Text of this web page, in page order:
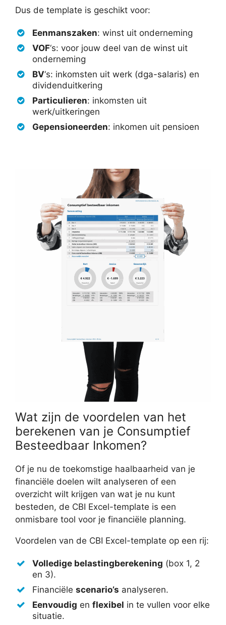
Dus de template is geschikt voor:
Eenmanszaken: winst uit onderneming
VOF‘s: voor jouw deel van de winst uit
onderneming
BV‘s: inkomsten uit werk (dga-salaris) en
dividenduitkering
Particulieren: inkomsten uit
werk/uitkeringen
Gepensioneerden: inkomen uit pensioen
Wat zijn de voordelen van het
berekenen van je Consumptief
Besteedbaar Inkomen?
Of je nu de toekomstige haalbaarheid van je
financiële doelen wilt analyseren of een
overzicht wilt krijgen van wat je nu kunt
besteden, de CBI Excel-template is een
onmisbare tool voor je financiële planning.
Voordelen van de CBI Excel-template op een rij:
Volledige belastingberekening (box 1, 2
en 3).
Financiële scenario’s analyseren.
Eenvoudig en flexibel in te vullen voor elke
situatie.